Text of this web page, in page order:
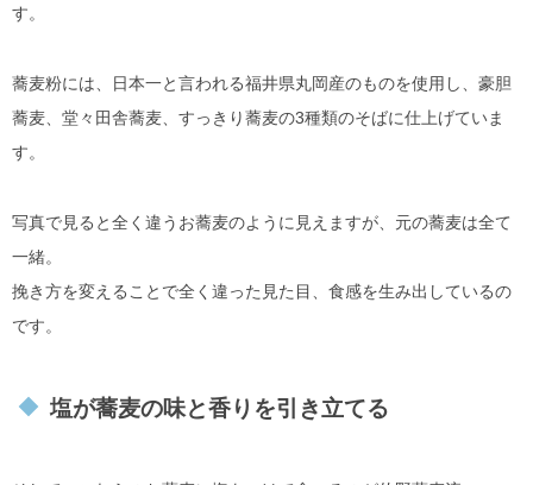
す。
蕎麦粉には、日本一と言われる福井県丸岡産のものを使用し、豪胆
蕎麦、堂々田舎蕎麦、すっきり蕎麦の3種類のそばに仕上げていま
す。
写真で見ると全く違うお蕎麦のように見えますが、元の蕎麦は全て
一緒。
挽き方を変えることで全く違った見た目、食感を生み出しているの
です。
塩が蕎麦の味と香りを引き立てる